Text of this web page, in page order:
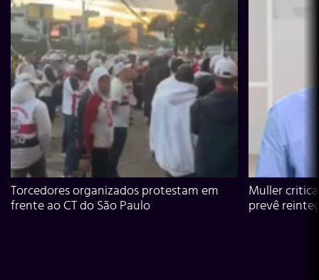
Torcedores organizados protestam em
frente ao CT do São Paulo
Muller
prevê